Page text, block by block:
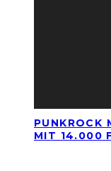
PUNKROCK
MIT 14.000